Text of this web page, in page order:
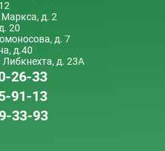
Маркса, д. 2
20
д. 7
д.40
Либкнехта, д. 23А
26-33
91-13
33-93